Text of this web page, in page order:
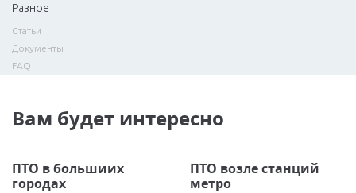
Разное
Статьи
Документы
FAQ
Вам будет интересно
ПТО в большиих
городах
ПТО возле станций
метро